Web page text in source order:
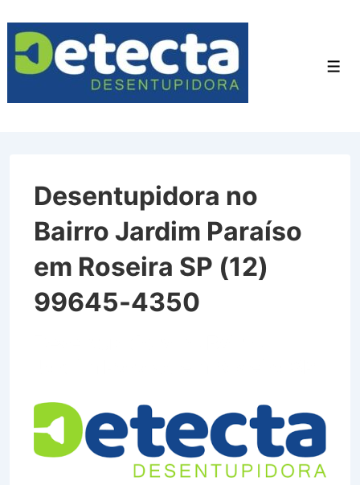
para
Conteúdo
Desentupidora no
Bairro Jardim Paraíso
em Roseira SP (12)
99645-4350